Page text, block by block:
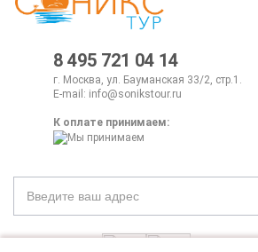
8 495 721 04 14
г. Москва, ул. Бауманская 33/2, стр.1.
E-mail: info@sonikstour.ru
К оплате принимаем: